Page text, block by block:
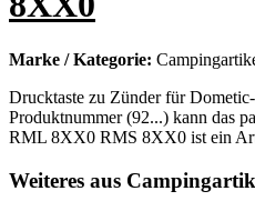
Marke / Kategorie:
Drucktaste zu Zünder für
Produktnummer (92...) kann das
RML 8XX0 RMS 8XX0 ist ein
Weiteres aus